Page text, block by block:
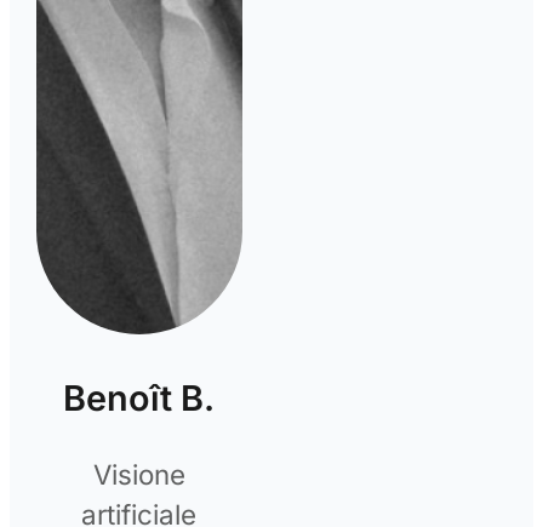
Benoît B.
Visione
artificiale